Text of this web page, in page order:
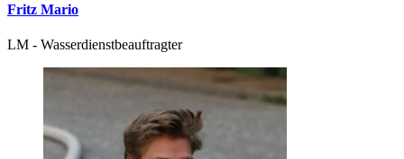
Fritz Mario
LM - Wasserdienstbeauftragter